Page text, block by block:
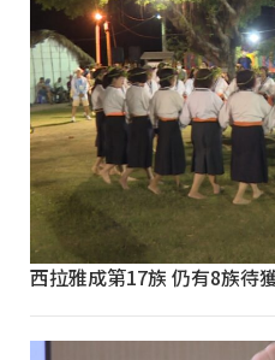
西拉雅成第17族 仍有8族待